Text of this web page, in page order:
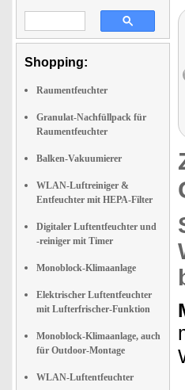
Shopping:
Raumentfeuchter
Granulat-Nachfüllpack für
Raumentfeuchter
Balken-Vakuumierer
WLAN-Luftreiniger &
Entfeuchter mit HEPA-Filter
Digitaler Luftentfeuchter und
-reiniger mit Timer
Monoblock-Klimaanlage
Elektrischer Luftentfeuchter
mit Lufterfrischer-Funktion
Monoblock-Klimaanlage, auch
für Outdoor-Montage
WLAN-Luftentfeuchter